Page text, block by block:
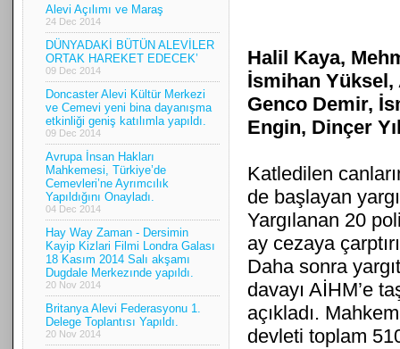
Alevi Açılımı ve Maraş
24 Dec 2014
DÜNYADAKİ BÜTÜN ALEVİLER
ORTAK HAREKET EDECEK’
09 Dec 2014
Doncaster Alevi Kültür Merkezi
ve Cemevi yeni bina dayanışma
etkinliği geniş katılımla yapıldı.
09 Dec 2014
Avrupa İnsan Hakları
Mahkemesi, Türkiye’de
Cemevleri’ne Ayrımcılık
Yapıldığını Onayladı.
04 Dec 2014
Hay Way Zaman - Dersimin
Kayip Kizlari Filmi Londra Galası
18 Kasım 2014 Salı akşamı
Dugdale Merkezınde yapıldı.
20 Nov 2014
Britanya Alevi Federasyonu 1.
Delege Toplantısı Yapıldı.
20 Nov 2014
Halil Kaya,
İsmihan Yüksel,
Genco Demir,
Engin, Dinçer
Katledilen
de başlayan
Yargılanan 20
ay cezaya
Daha sonra
davayı AİHM’e
açıkladı.
devleti toplam